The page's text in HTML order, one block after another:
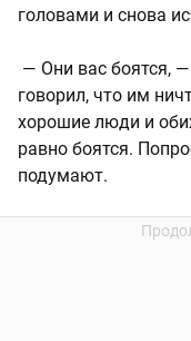
головами и снова
— Они вас боятся,
говорил, что им
хорошие люди и
равно боятся.
подумают.